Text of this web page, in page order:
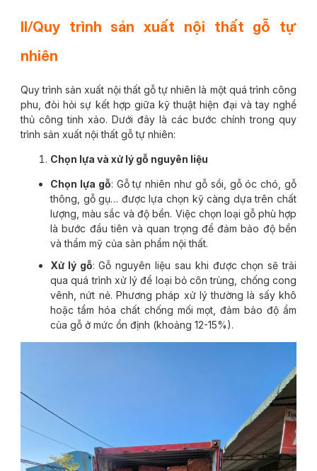
II/Quy trình sản xuất nội thất gỗ tự
nhiên
Quy trình sản xuất nội thất gỗ tự nhiên là một quá trình công
phu, đòi hỏi sự kết hợp giữa kỹ thuật hiện đại và tay nghề
thủ công tinh xảo. Dưới đây là các bước chính trong quy
trình sản xuất nội thất gỗ tự nhiên:
Chọn lựa và xử lý gỗ nguyên liệu
Chọn lựa gỗ: Gỗ tự nhiên như gỗ sồi, gỗ óc chó, gỗ
thông, gỗ gụ… được lựa chọn kỹ càng dựa trên chất
lượng, màu sắc và độ bền. Việc chọn loại gỗ phù hợp
là bước đầu tiên và quan trọng để đảm bảo độ bền
và thẩm mỹ của sản phẩm nội thất.
Xử lý gỗ: Gỗ nguyên liệu sau khi được chọn sẽ trải
qua quá trình xử lý để loại bỏ côn trùng, chống cong
vênh, nứt nẻ. Phương pháp xử lý thường là sấy khô
hoặc tẩm hóa chất chống mối mọt, đảm bảo độ ẩm
của gỗ ở mức ổn định (khoảng 12-15%).